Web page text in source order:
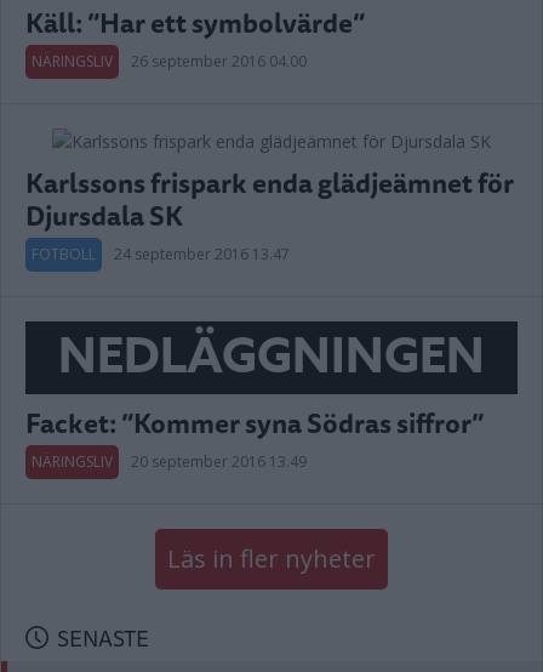
Käll: ”Har ett symbolvärde”
NÄRINGSLIV 26 september 2016 04.00
Karlssons frispark enda glädjeämnet för
Djursdala SK
FOTBOLL 24 september 2016 13.47
NEDLÄGGNINGEN
Facket: ”Kommer syna Södras siffror”
NÄRINGSLIV 20 september 2016 13.49
Läs in fler nyheter
SENASTE